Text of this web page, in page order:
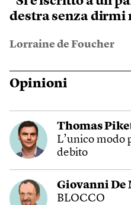
destra senza dirmi
Lorraine de Foucher
Opinioni
Thomas
L’unico modo
debito
Giovanni De
BLOCCO